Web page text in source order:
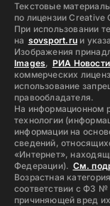
Текстовые
по лицензии
При использовании
на sovsport.ruи
Изображения
Images, РИА Новости
коммерческих
использование
правообладателя.
На информационном
технологии
информации на
сведений,
«Интернет»,
Федерации). См.
Возрастная
соответствии с ФЗ
причиняющей вред